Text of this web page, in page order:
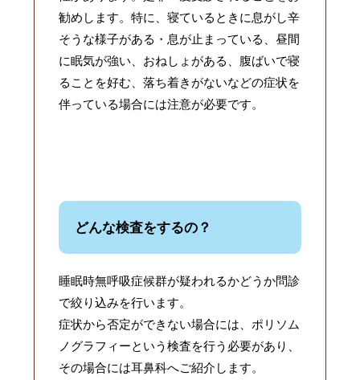
勧めします。特に、寝ているときに息がし辛
そうな様子がある・息が止まっている、昼間
に眠気が強い、おねしょがある、腹ばいで寝
ることを好む、落ち着きがないなどの症状を
伴っている場合には注意が必要です。
どんな検査をするの？
睡眠時無呼吸症候群が疑われるかどうか問診
で絞り込みを行います。
症状から否定ができない場合には、ポリソム
ノグラフィーという検査を行う必要があり、
その場合には耳鼻科へご紹介します。